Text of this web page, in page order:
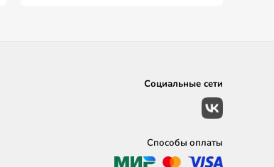
Социальные сети
Способы оплаты